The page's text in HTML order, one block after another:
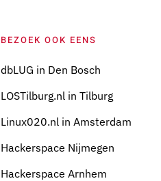
BEZOEK OOK EENS
dbLUG in Den Bosch
LOSTilburg.nl in Tilburg
Linux020.nl in Amsterdam
Hackerspace Nijmegen
Hackerspace Arnhem